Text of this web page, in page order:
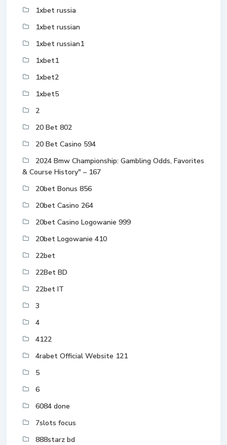
1xbet russia
1xbet russian
1xbet russian1
1xbet1
1xbet2
1xbet5
2
20 Bet 802
20 Bet Casino 594
2024 Bmw Championship: Gambling Odds, Favorites
& Course History" – 167
20bet Bonus 856
20bet Casino 264
20bet Casino Logowanie 999
20bet Logowanie 410
22bet
22Bet BD
22bet IT
3
4
4122
4rabet Official Website 121
5
6
6084 done
7slots focus
888starz bd